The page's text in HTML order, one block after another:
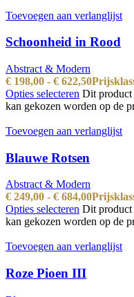
Toevoegen aan verlanglijst
Schoonheid in Rood
Abstract & Modern
€ 198,00 - € 622,50
Opties selecteren Dit product
kan gekozen worden op de
Toevoegen aan verlanglijst
Blauwe Rotsen
Abstract & Modern
€ 249,00 - € 684,00
Opties selecteren Dit product
kan gekozen worden op de
Toevoegen aan verlanglijst
Roze Pioen III